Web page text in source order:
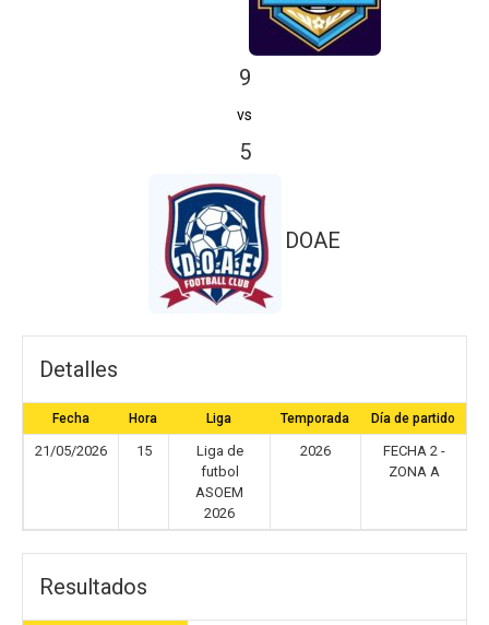
9
vs
5
DOAE
Detalles
Fecha Hora Liga Temporada Día de partido
21/05/2026 15
Liga de
futbol
ASOEM
2026
2026
FECHA 2 -
ZONA A
Resultados